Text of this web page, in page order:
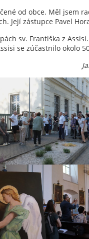
od obce. Měl jsem
Její zástupce Pavel
sv. Františka z
se zúčastnilo okolo